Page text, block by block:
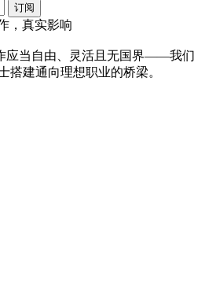
订阅
应当自由、灵活且无国界——我们
搭建通向理想职业的桥梁。